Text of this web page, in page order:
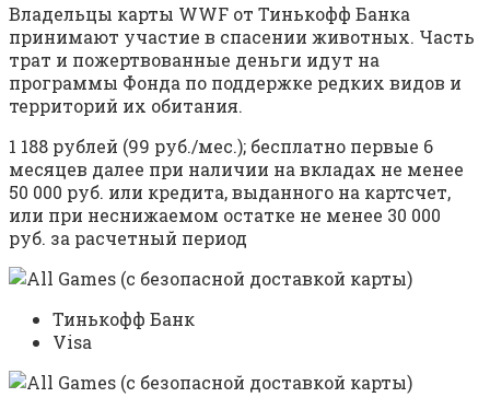
Владельцы карты WWF от Тинькофф Банка
принимают участие в спасении животных. Часть
трат и пожертвованные деньги идут на
программы Фонда по поддержке редких видов и
территорий их обитания.
1 188 рублей (99 руб./мес.); бесплатно первые 6
месяцев далее при наличии на вкладах не менее
50 000 руб. или кредита, выданного на картсчет,
или при неснижаемом остатке не менее 30 000
руб. за расчетный период
Тинькофф Банк
Visa